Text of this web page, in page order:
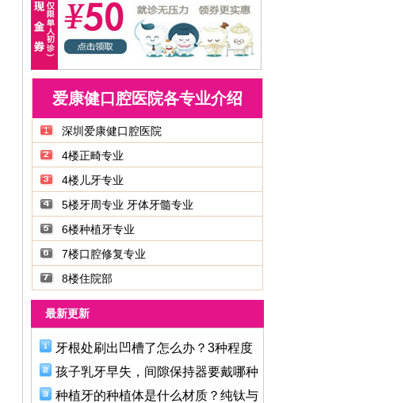
爱康健口腔医院各专业介绍
深圳爱康健口腔医院
4楼正畸专业
4楼儿牙专业
5楼牙周专业 牙体牙髓专业
6楼种植牙专业
7楼口腔修复专业
8楼住院部
最新更新
牙根处刷出凹槽了怎么办？3种程度
孩子乳牙早失，间隙保持器要戴哪种
种植牙的种植体是什么材质？纯钛与